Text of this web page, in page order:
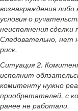
вознаграждения
условия о
неисполнения сделки
Следовательно, нет
риск.
Ситуация 2.
исполнит
комитенту нужно
приобретателей, с
ранее не работали.